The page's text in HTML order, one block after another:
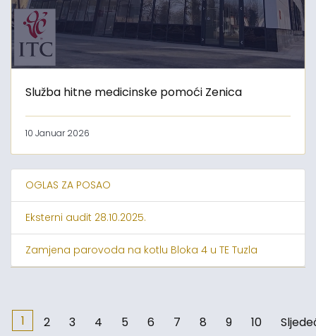
Služba hitne medicinske pomoći Zenica
10 Januar 2026
OGLAS ZA POSAO
Eksterni audit 28.10.2025.
Zamjena parovoda na kotlu Bloka 4 u TE Tuzla
1 2 3 4 5 6 7 8 9 10